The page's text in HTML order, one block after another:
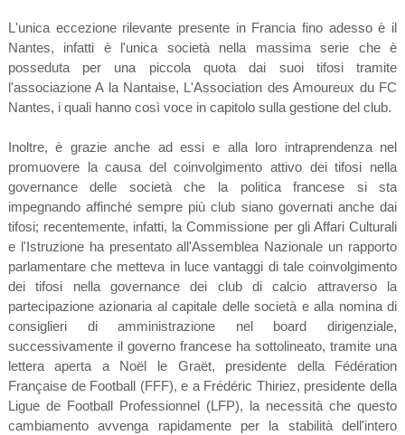
L'unica eccezione rilevante presente in Francia fino adesso è il
Nantes, infatti è l'unica società nella massima serie che è
posseduta per una piccola quota dai suoi tifosi tramite
l'associazione A la Nantaise, L'Association des Amoureux du FC
Nantes, i quali hanno così voce in capitolo sulla gestione del club.
Inoltre, è grazie anche ad essi e alla loro intraprendenza nel
promuovere la causa del coinvolgimento attivo dei tifosi nella
governance delle società che la politica francese si sta
impegnando affinché sempre più club siano governati anche dai
tifosi; recentemente, infatti, la Commissione per gli Affari Culturali
e l'Istruzione ha presentato all'Assemblea Nazionale un rapporto
parlamentare che metteva in luce vantaggi di tale coinvolgimento
dei tifosi nella governance dei club di calcio attraverso la
partecipazione azionaria al capitale delle società e alla nomina di
consiglieri di amministrazione nel board dirigenziale,
successivamente il governo francese ha sottolineato, tramite una
lettera aperta a Noël le Graët, presidente della Fédération
Française de Football (FFF), e a Frédéric Thiriez, presidente della
Ligue de Football Professionnel (LFP), la necessità che questo
cambiamento avvenga rapidamente per la stabilità dell'intero